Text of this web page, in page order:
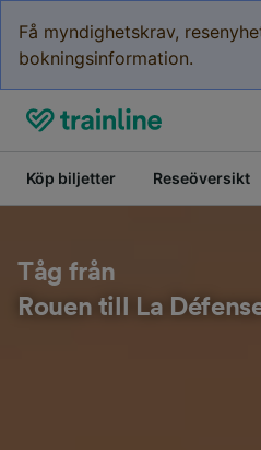
Få myndighetskrav,
bokningsinformation.
Köp biljetter Reseöversikt
Tåg från
Rouen till La